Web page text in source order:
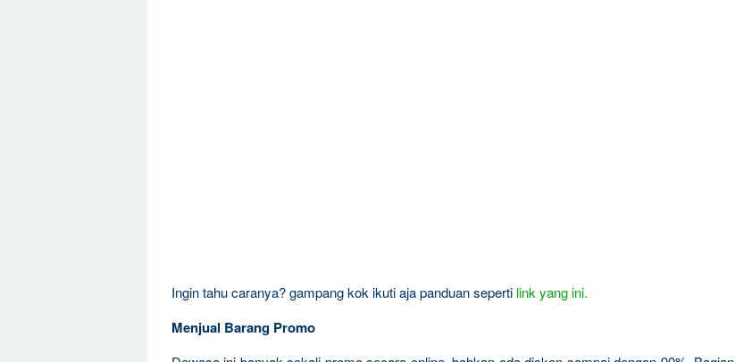
Ingin tahu caranya? gampang kok ikuti aja panduan seperti link yang ini.
Menjual Barang Promo